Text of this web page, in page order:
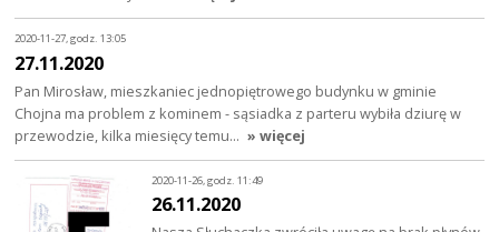
2020-11-27, godz. 13:05
27.11.2020
Pan Mirosław, mieszkaniec jednopiętrowego budynku w gminie
Chojna ma problem z kominem - sąsiadka z parteru wybiła dziurę w
przewodzie, kilka miesięcy temu… » więcej
2020-11-26, godz. 11:49
26.11.2020